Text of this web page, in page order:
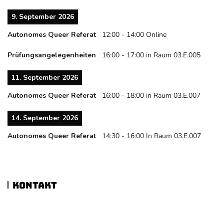
9. September 2026
Autonomes Queer Referat
12:00 - 14:00 Online
Prüfungsangelegenheiten 16:00 - 17:00 in Raum 03.E.005
11. September 2026
Autonomes Queer Referat
16:00 - 18:00 in Raum 03.E.007
14. September 2026
Autonomes Queer Referat
14:30 - 16:00 In Raum 03.E.007
Kontakt